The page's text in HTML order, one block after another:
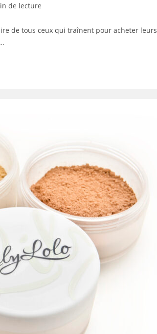
de lecture
de tous ceux qui traînent pour acheter leurs